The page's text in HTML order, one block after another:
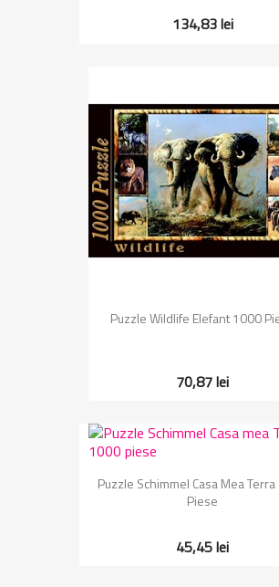
134,83 lei
Vizualizare rapida
Puzzle Wildlife Elefant 1000
70,87 lei
Vizualizare rapida
Puzzle Schimmel Casa Mea
Piese
45,45 lei